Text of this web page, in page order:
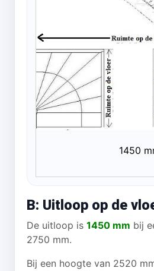
1450
B: Uitloop op de
De uitloop is 1450 mm bij
2750 mm.
Bij een hoogte van 2520